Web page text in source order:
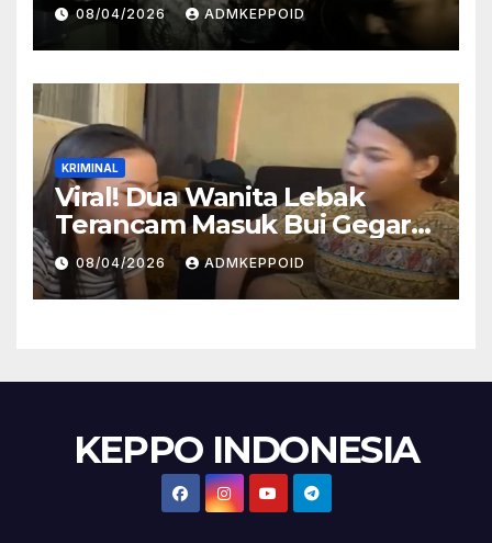
Lewat Praperadilan
08/04/2026 ADMKEPPOID
KRIMINAL
Viral! Dua Wanita Lebak
Terancam Masuk Bui Gegara
Kasus Injak Al-Qur’an, Ini
Fakta Persidangannya
08/04/2026 ADMKEPPOID
KEPPO INDONESIA